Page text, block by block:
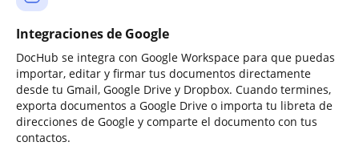
Integraciones de Google
DocHub se integra con Google Workspace para que puedas
importar, editar y firmar tus documentos directamente
desde tu Gmail, Google Drive y Dropbox. Cuando termines,
exporta documentos a Google Drive o importa tu libreta de
direcciones de Google y comparte el documento con tus
contactos.